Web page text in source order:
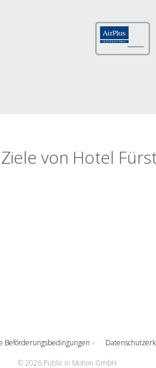
von Hotel
Beförderungsbedingungen
© 2026 Public in Motion GmbH